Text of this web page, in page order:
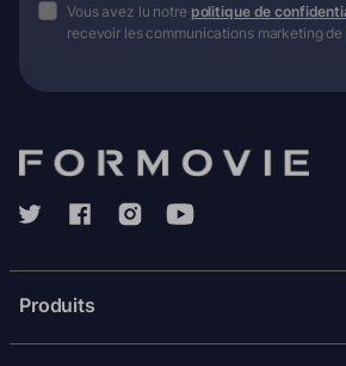
Vous avez lu notre politique de
recevoir les communications marketing de
Produits